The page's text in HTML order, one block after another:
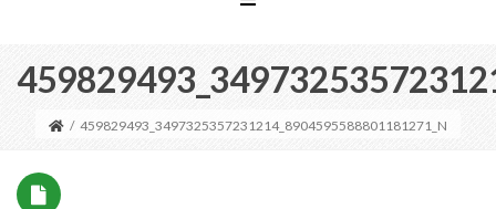
/ 459829493_3497325357231214_8904595588801181271_N